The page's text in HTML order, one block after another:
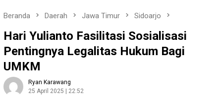
Beranda Daerah Jawa Timur Sidoarjo
Hari Yulianto Fasilitasi Sosialisasi
Pentingnya Legalitas Hukum Bagi
UMKM
Ryan Karawang
25 April 2025 | 22:52